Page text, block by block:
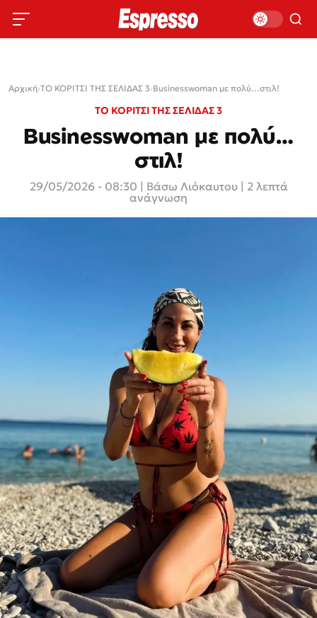
Αρχική›ΤΟ ΚΟΡΙΤΣΙ ΤΗΣ ΣΕΛΙΔΑΣ 3›Businesswoman με πολύ…στιλ!
ΤΟ ΚΟΡΙΤΣΙ ΤΗΣ ΣΕΛΙΔΑΣ 3
Businesswoman με πολύ…
στιλ!
29/05/2026 - 08:30 Βάσω Λιόκαυτου
| 2 λεπτά
ανάγνωση